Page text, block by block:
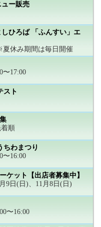
ュー販売
ひろば 「ふんすい」エ
休み期間は毎日開催
〜17:00
スト
順
ちわまつり
〜16:00
ット【出店者募集中】
9日(日)、11月8日(日)
〜16:00